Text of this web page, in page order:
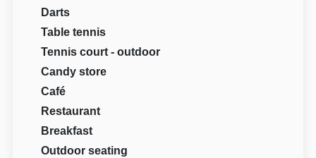
Darts
Table tennis
Tennis court - outdoor
Candy store
Café
Restaurant
Breakfast
Outdoor seating